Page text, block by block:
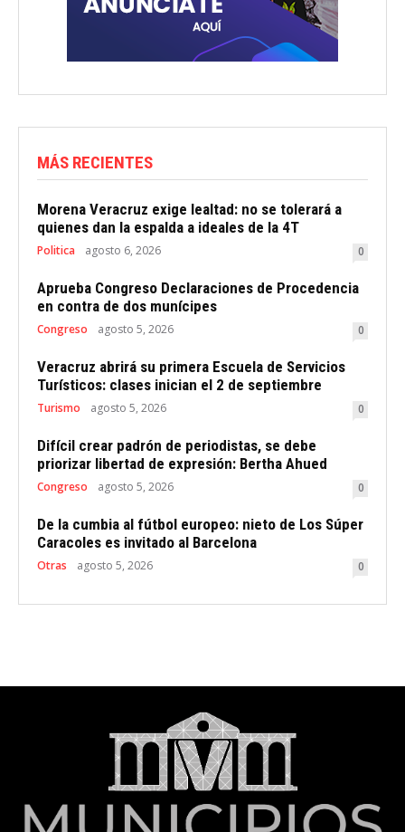
MÁS RECIENTES
Morena Veracruz exige lealtad: no se tolerará a
quienes dan la espalda a ideales de la 4T
Politica agosto 6, 2026 0
Aprueba Congreso Declaraciones de Procedencia
en contra de dos munícipes
Congreso agosto 5, 2026 0
Veracruz abrirá su primera Escuela de Servicios
Turísticos: clases inician el 2 de septiembre
Turismo agosto 5, 2026 0
Difícil crear padrón de periodistas, se debe
priorizar libertad de expresión: Bertha Ahued
Congreso agosto 5, 2026 0
De la cumbia al fútbol europeo: nieto de Los Súper
Caracoles es invitado al Barcelona
Otras agosto 5, 2026 0